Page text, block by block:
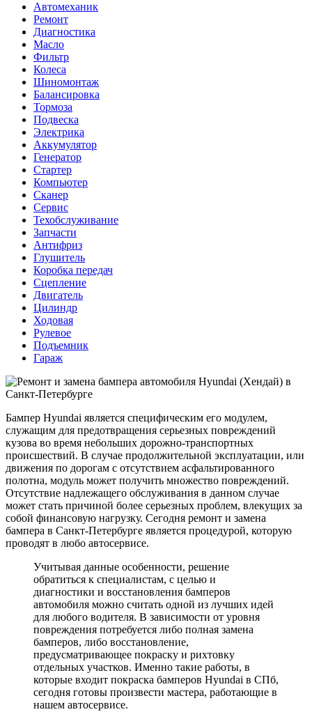
Автомеханик
Ремонт
Диагностика
Масло
Фильтр
Колеса
Шиномонтаж
Балансировка
Тормоза
Подвеска
Электрика
Аккумулятор
Генератор
Стартер
Компьютер
Сканер
Сервис
Техобслуживание
Запчасти
Антифриз
Глушитель
Коробка передач
Сцепление
Двигатель
Цилиндр
Ходовая
Рулевое
Подъемник
Гараж
Бампер Hyundai является специфическим его модулем,
служащим для предотвращения серьезных повреждений
кузова во время небольших дорожно-транспортных
происшествий. В случае продолжительной эксплуатации, или
движения по дорогам с отсутствием асфальтированного
полотна, модуль может получить множество повреждений.
Отсутствие надлежащего обслуживания в данном случае
может стать причиной более серьезных проблем, влекущих за
собой финансовую нагрузку. Сегодня ремонт и замена
бампера в Санкт-Петербурге является процедурой, которую
проводят в любо автосервисе.
Учитывая данные особенности, решение
обратиться к специалистам, с целью и
диагностики и восстановления бамперов
автомобиля можно считать одной из лучших идей
для любого водителя. В зависимости от уровня
повреждения потребуется либо полная замена
бамперов, либо восстановление,
предусматривающее покраску и рихтовку
отдельных участков. Именно такие работы, в
которые входит покраска бамперов Hyundai в СПб,
сегодня готовы произвести мастера, работающие в
нашем автосервисе.